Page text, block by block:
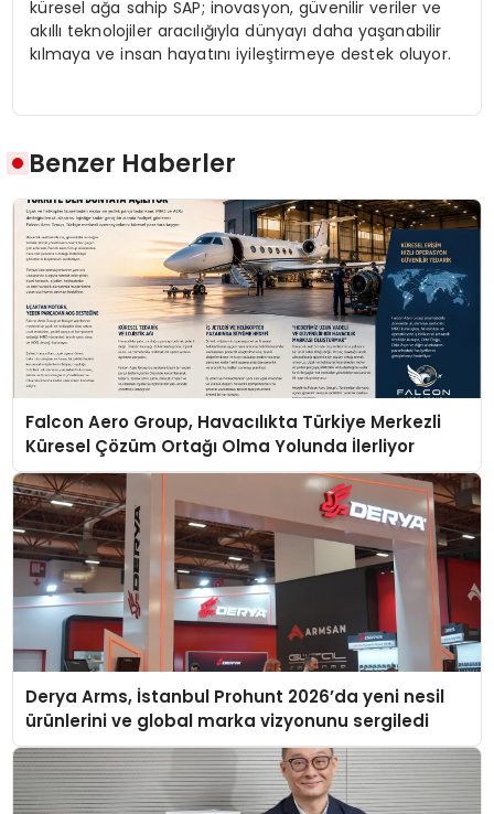
küresel ağa sahip SAP; inovasyon, güvenilir veriler ve
akıllı teknolojiler aracılığıyla dünyayı daha yaşanabilir
kılmaya ve insan hayatını iyileştirmeye destek oluyor.
Benzer Haberler
Falcon Aero Group, Havacılıkta Türkiye Merkezli
Küresel Çözüm Ortağı Olma Yolunda İlerliyor
Derya Arms, İstanbul Prohunt 2026’da yeni nesil
ürünlerini ve global marka vizyonunu sergiledi